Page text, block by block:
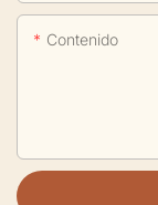
Contenido